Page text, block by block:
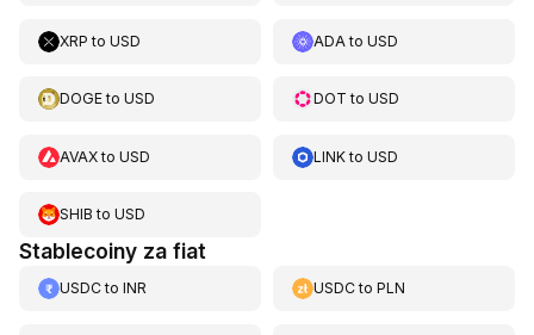
XRP to USD ADA toUSD
DOGEto USD DOT toUSD
AVAXto USD LINKtoUSD
SHIB to USD
Stablecoiny za fiat
USDCto INR USDCtoPLN